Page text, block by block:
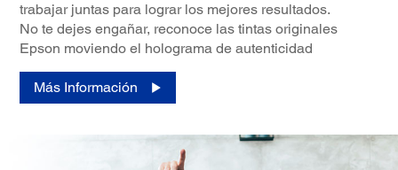
trabajar juntas para lograr los mejores resultados.
No te dejes engañar, reconoce las tintas originales
Epson moviendo el holograma de autenticidad
Más Información